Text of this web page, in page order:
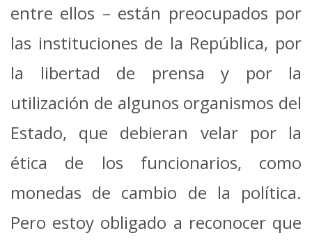
entre ellos – están preocupados por
las instituciones de la República, por
la libertad de prensa y por la
utilización de algunos organismos del
Estado, que debieran velar por la
ética de los funcionarios, como
monedas de cambio de la política.
Pero estoy obligado a reconocer que